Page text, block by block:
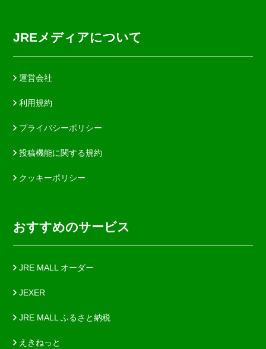
JREメディアについて
運営会社
利用規約
プライバシーポリシー
投稿機能に関する規約
クッキーポリシー
おすすめのサービス
JRE MALL オーダー
JEXER
JRE MALL ふるさと納税
えきねっと